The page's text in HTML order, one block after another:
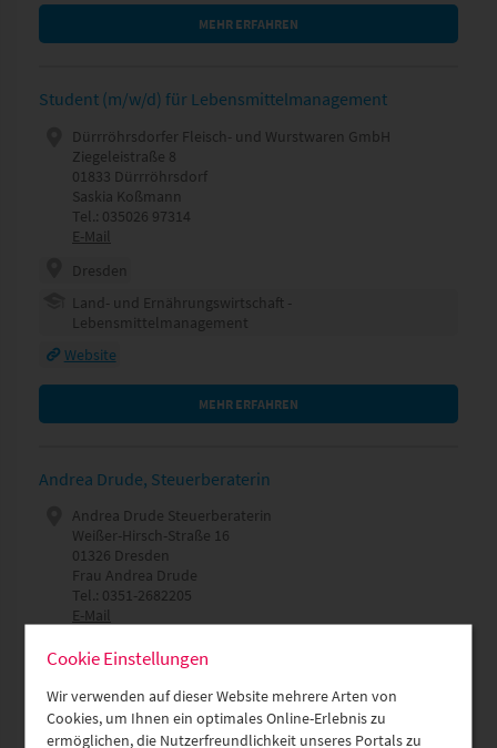
MEHR ERFAHREN
Student (m/w/d) für Lebensmittelmanagement
Dürrröhrsdorfer Fleisch- und Wurstwaren GmbH
Ziegeleistraße 8
01833 Dürrröhrsdorf
Saskia Koßmann
Tel.: 035026 97314
E-Mail
Dresden
Land- und Ernährungswirtschaft -
Lebensmittelmanagement
Website
MEHR ERFAHREN
Andrea Drude, Steuerberaterin
Andrea Drude Steuerberaterin
Weißer-Hirsch-Straße 16
01326 Dresden
Frau Andrea Drude
Tel.: 0351-2682205
E-Mail
Dresden
Website
Cookie Einstellungen
Wir verwenden auf dieser Website mehrere Arten von
Cookies, um Ihnen ein optimales Online-Erlebnis zu
ermöglichen, die Nutzerfreundlichkeit unseres Portals zu